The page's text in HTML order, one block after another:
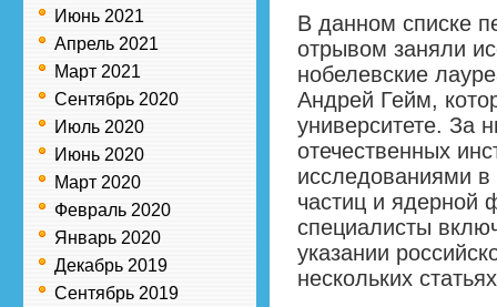
Июнь 2021
Апрель 2021
Март 2021
Сентябрь 2020
Июль 2020
Июнь 2020
Март 2020
Февраль 2020
Январь 2020
Декабрь 2019
Сентябрь 2019
В данном списке
отрывом заняли
нобелевские
Андрей Гейм,
университете. За
отечественных
исследованиями
частиц и ядерной
специалисты
указании
нескольких